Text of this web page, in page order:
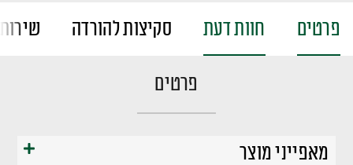
פרטים חוות דעת סקיצות להורדה
פרטים
מאפייני מוצר